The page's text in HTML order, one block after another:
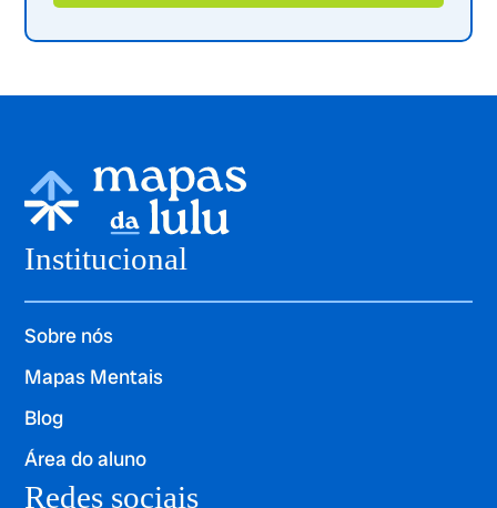
Institucional
Sobre nós
Mapas Mentais
Blog
Área do aluno
Redes sociais